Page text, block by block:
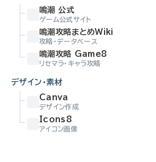
鳴潮 公式
ゲーム公式サイト
鳴潮攻略まとめWiki
攻略・データベース
鳴潮攻略 Game8
リセマラ・キャラ攻略
デザイン・素材
Canva
デザイン作成
Icons8
アイコン画像